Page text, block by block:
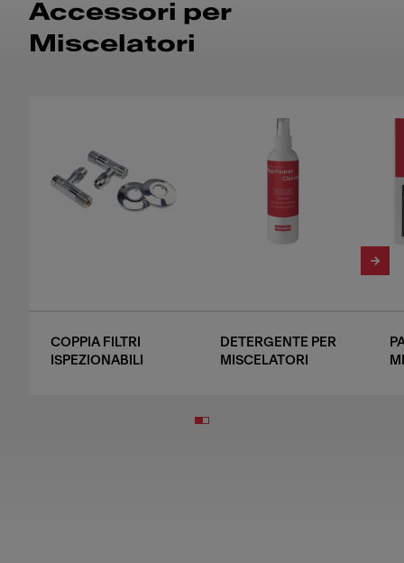
Accessori per
Miscelatori
COPPIA FILTRI
ISPEZIONABILI
DETERGENTE PER
MISCELATORI